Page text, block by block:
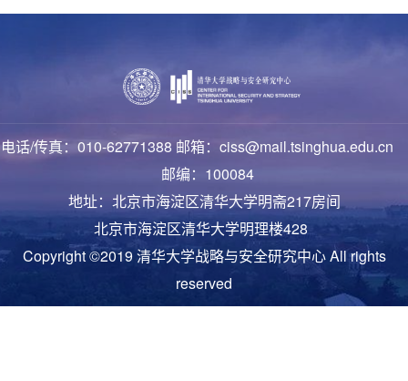
电话/传真：010-62771388 邮箱：ciss@mail.tsinghua.edu.cn
邮编：100084
地址：北京市海淀区清华大学明斋217房间
北京市海淀区清华大学明理楼428
Copyright ©2019 清华大学战略与安全研究中心 All rights
reserved